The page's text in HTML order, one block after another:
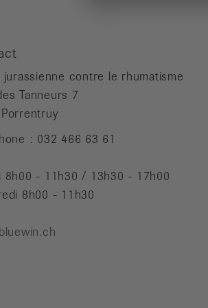
jurassienne contre le rhumatisme
Tanneurs 7
: 032 466 63 61
8h00 - 11h30 / 13h30 - 17h00
8h00 - 11h30